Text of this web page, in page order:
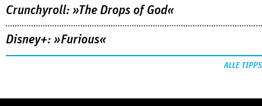
Crunchyroll: »The Drops of God«
Disney+: »Furious«
ALLE TIPPS